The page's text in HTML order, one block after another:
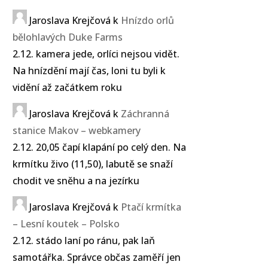
Jaroslava Krejčová k Hnízdo orlů
bělohlavých Duke Farms
2.12. kamera jede, orlíci nejsou vidět.
Na hnízdění mají čas, loni tu byli k
vidění až začátkem roku
Jaroslava Krejčová k Záchranná
stanice Makov – webkamery
2.12. 20,05 čapí klapání po celý den. Na
krmítku živo (11,50), labutě se snaží
chodit ve sněhu a na jezírku
Jaroslava Krejčová k Ptačí krmítka
– Lesní koutek – Polsko
2.12. stádo laní po ránu, pak laň
samotářka. Správce občas zaměří jen